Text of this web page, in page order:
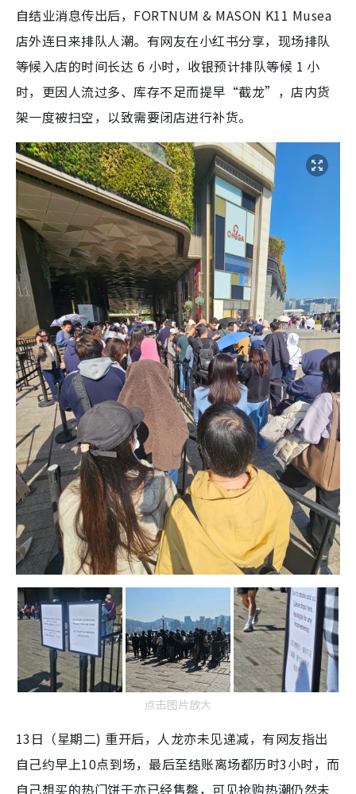
自结业消息传出后，FORTNUM & MASON K11 Musea
店外连日来排队人潮。有网友在小红书分享，现场排队
等候入店的时间长达 6 小时，收银预计排队等候 1 小
时，更因人流过多、库存不足而提早“截龙”，店内货
架一度被扫空，以致需要闭店进行补货。
点击图片放大
13日（星期二) 重开后，人龙亦未见递减，有网友指出
自己约早上10点到场，最后至结账离场都历时3小时，而
自己想买的热门饼干亦已经售罄，可见抢购热潮仍然未